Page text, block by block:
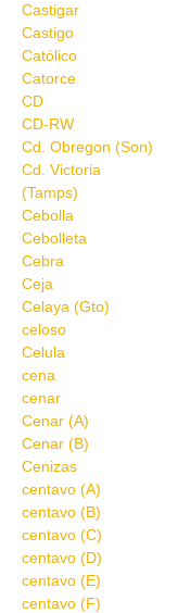
Castigar
Castigo
Católico
Catorce
CD
CD-RW
Cd. Obregon (Son)
Cd. Victoria
(Tamps)
Cebolla
Cebolleta
Cebra
Ceja
Celaya (Gto)
celoso
Celula
cena
cenar
Cenar (A)
Cenar (B)
Cenizas
centavo (A)
centavo (B)
centavo (C)
centavo (D)
centavo (E)
centavo (F)